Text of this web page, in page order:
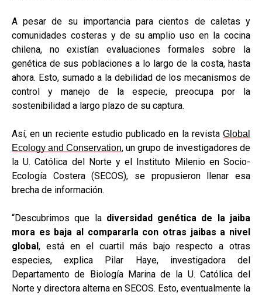
A pesar de su importancia para cientos de caletas y
comunidades costeras y de su amplio uso en la cocina
chilena, no existían evaluaciones formales sobre la
genética de sus poblaciones a lo largo de la costa, hasta
ahora. Esto, sumado a la debilidad de los mecanismos de
control y manejo de la especie, preocupa por la
sostenibilidad a largo plazo de su captura.
Así, en un reciente estudio publicado en la revista Global
Ecology and Conservation, un grupo de investigadores de
la U. Católica del Norte y el Instituto Milenio en Socio-
Ecología Costera (SECOS), se propusieron llenar esa
brecha de información.
“Descubrimos que la diversidad genética de la jaiba
mora es baja al compararla con otras jaibas a nivel
global , está en el cuartil más bajo respecto a otras
especies, explica Pilar Haye, investigadora del
Departamento de Biología Marina de la U. Católica del
Norte y directora alterna en SECOS. Esto, eventualmente la